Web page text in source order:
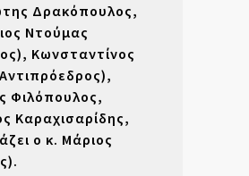
Δρακόπουλος,
Ντούμας
Κωνσταντίνος
Φιλόπουλος,
Καραχισαρίδης,
ο κ. Μάριος